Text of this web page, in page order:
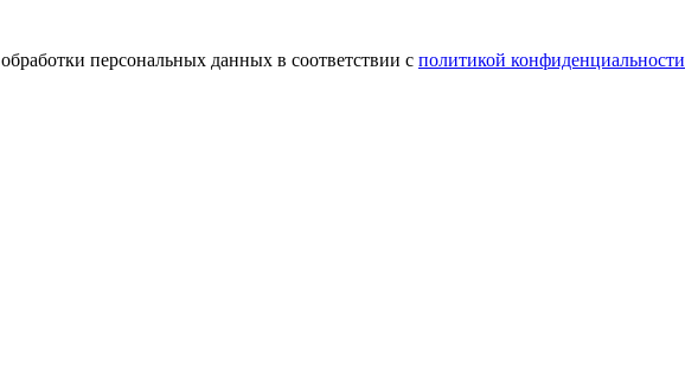
персональных данных в соответствии с политикой конфиденциальности